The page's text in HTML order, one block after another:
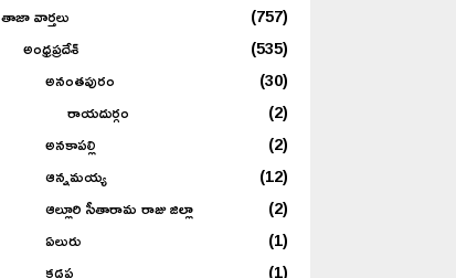
తాజా వార్తలు
(757)
అంధ్రప్రదేశ్
(535)
అనంతపురం
(30)
రాయదుర్గం
(2)
అనకాపల్లి
(2)
ఆన్నమయ్య
(12)
ఆల్లూరి సీతారామ రాజు జిల్లా
(2)
ఏలురు
(1)
కడప
(1)